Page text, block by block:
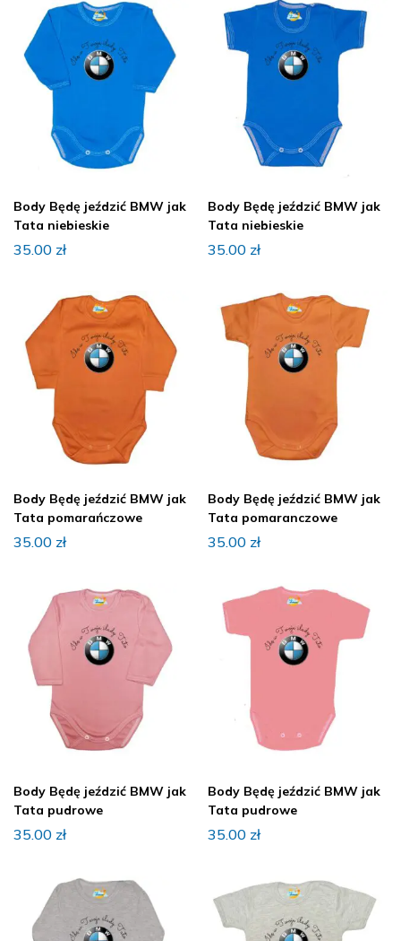
Body Będę jeździć BMW jak
Tata niebieskie
35.00 zł
Body Będę jeździć BMW jak
Tata niebieskie
35.00 zł
Body Będę jeździć BMW jak
Tata pomarańczowe
35.00 zł
Body Będę jeździć BMW jak
Tata pomaranczowe
35.00 zł
Body Będę jeździć BMW jak
Tata pudrowe
35.00 zł
Body Będę jeździć BMW jak
Tata pudrowe
35.00 zł